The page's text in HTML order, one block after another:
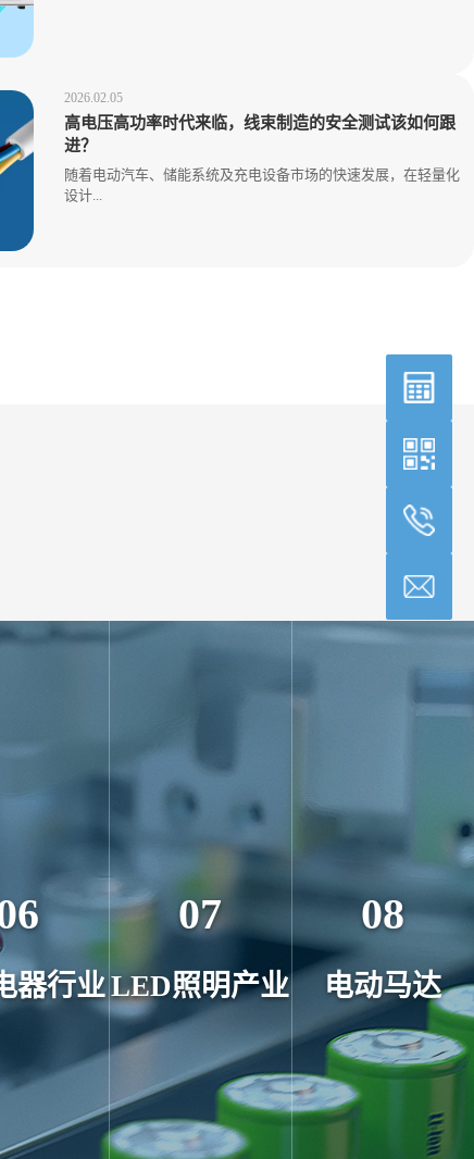
2026.02.05
高电压高功率时代来临，线束制造的安全测试该如何跟
进？
随着电动汽车、储能系统及充电设备市场的快速发展，在轻量化
设计...
器行业
07
LED照明产业
08
电动马达